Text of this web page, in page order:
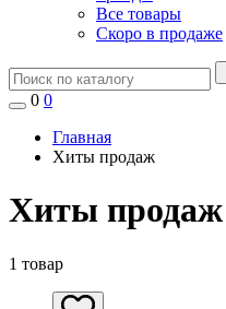
Все товары
Скоро в продаже
0 0
Главная
Хиты продаж
Хиты продаж
1 товар